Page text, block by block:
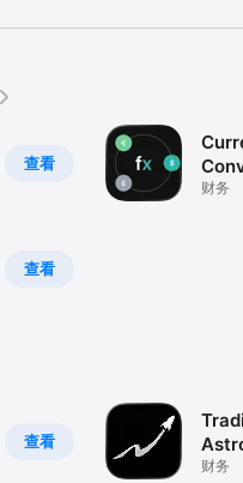
查看
查看
财务
查看
财务